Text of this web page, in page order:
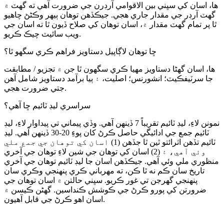
ها، اسان کي سڀني بين الاقوامي آرڊرن جي ضرورت آهي ته گهٽ ۾
گهٽ آرڊر جي مقدار جاري هجي. جيڪڏهن توهان ٻيهر وڪڻڻ چاهيو
ٿا پر تمام گهٽ مقدار ۾، اسان توهان کي صلاح ڏيون ٿا ته اسان جي
ويب سائيٽ چيڪ ڪريو.
ڇا توهان لاڳاپيل دستاويز فراهم ڪري سگهو ٿا؟
ها، اسان گھڻا دستاويز مهيا ڪري سگھون ٿا جن ۾ تجزيو / مطابقت
جا سرٽيفڪيٽ؛ انشورنس؛ اصليت، ۽ ٻيا برآمد دستاويز شامل آهن
جتي ضرورت هجي.
سراسري ليڊ ٽائيم ڇا آهي؟
نمونن لاءِ، ليڊ ٽائيم تقريباً 7 ڏينهن آهي. وڏي پيماني تي پيداوار لاءِ، ليڊ
ٽائيم جمع جي ادائيگي حاصل ڪرڻ کان پوءِ 20-30 ڏينهن آهي. ليڊ
ٽائيم تڏهن اثرائتو ٿين ٿا جڏهن (1) اسان کي توهان جي جمع ملي
وئي آهي، ۽ (2) اسان کي توهان جي شين لاءِ توهان جي آخري
منظوري ملي وئي آهي. جيڪڏهن اسان جا ليڊ ٽائيم توهان جي آخري
تاريخ سان ڪم نه ٿا ڪن، ته مهرباني ڪري پنهنجي وڪري سان
پنهنجي گهرجن تي غور ڪريو. سڀني حالتن ۾ اسان توهان جي
ضرورتن کي پورو ڪرڻ جي ڪوشش ڪنداسين. گهڻن ڪيسن ۾
اسان اهو ڪرڻ جي قابل آهيون.